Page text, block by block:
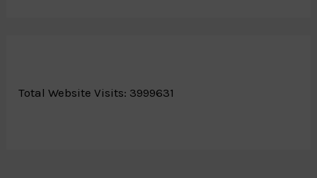
Total Website Visits: 3999631